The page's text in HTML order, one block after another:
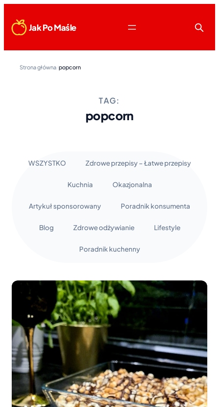
Jak Po Maśle
Strona główna popcorn
TAG:
popcorn
WSZYSTKO Zdrowe przepisy – Łatwe przepisy
Kuchnia Okazjonalna
Artykuł sponsorowany Poradnik konsumenta
Blog Zdrowe odżywianie Lifestyle
Poradnik kuchenny